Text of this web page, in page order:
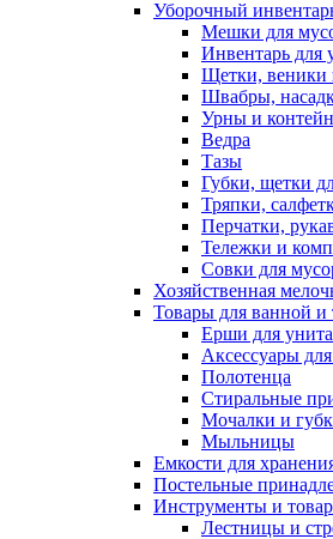
Уборочный
Мешки для
Инвентарь для
Щетки, веники
Швабры,
Урны и
Ведра
Тазы
Губки, щетки
Тряпки,
Перчатки,
Тележки и
Совки для
Хозяйственная
Товары для ванной и
Ерши для
Аксессуары
Полотенца
Стиральные
Мочалки и
Мыльницы
Емкости для
Постельные
Инструменты и
Лестницы и